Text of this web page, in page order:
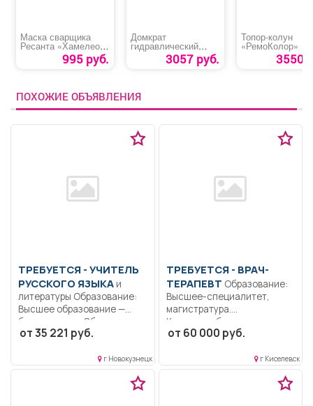
Маска сварщика
Ресанта «Хамелеон
995 руб.
Домкрат
гидравлический
подкатной «ЕРМАК»
3057 руб.
Топор-колун
«РемоКолор»
3550
ПОХОЖИЕ ОБЪЯВЛЕНИЯ
ТРЕБУЕТСЯ - УЧИТЕЛЬ
РУССКОГО ЯЗЫКА и
литературы Образование:
Высшее образование —
бакалавриат.. Обучение
методам понимания...
от 35 221 руб.
г Новокузнецк
ТРЕБУЕТСЯ - ВРАЧ-
ТЕРАПЕВТ
Высшее-специалитет,
магистратура.
Коммуникабельность.
Ответственность..
обязанностей согласно
должностной...
от 60 000 руб.
г Киселевск